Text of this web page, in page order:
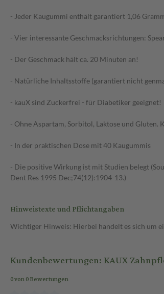
- Jeder Kaugummi enthält garantiert 1,06
- Vier interessante Geschmacksrichtungen:
- Der Geschmack hält ca. 20 Minuten an!
- Natürliche Inhaltsstoffe (garantiert nicht
- kauX sind Zuckerfrei - für Diabetiker geeignet!
- Ohne Aspartam, Sorbitol, Laktose und Gluten.
- In der praktischen Dose mit 40 Kaugummis
- Die positive Wirkung ist mit Studien belegt
Dent Res 1995 Dec;74(12):1904-13.)
Hinweistexte und Pflichtangaben
Wichtiger Hinweis: Hierbei handelt es sich um
Kundenbewertungen: KAUX
0 von 0 Bewertungen